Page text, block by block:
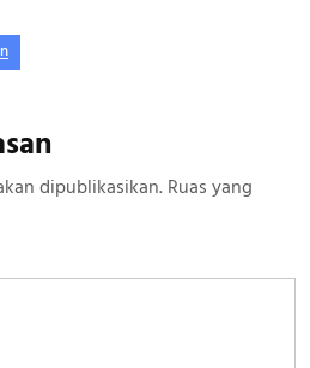
dipublikasikan. Ruas yang